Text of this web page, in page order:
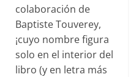
colaboración de
Baptiste Touverey,
¡cuyo nombre figura
solo en el interior del
libro (y en letra más